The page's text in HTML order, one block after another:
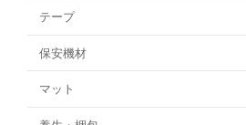
テープ
保安機材
マット